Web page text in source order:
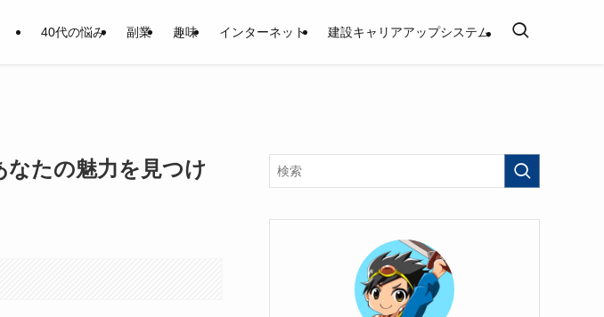
40代の悩み 副業 趣味 インターネット 建設キャリアアップシステム
なたの魅力を見つけ